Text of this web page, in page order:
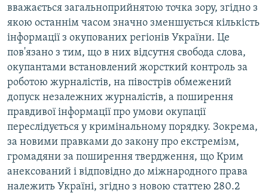
вважається загальноприйнятою точка зору, згідно з
якою останнім часом значно зменшується кількість
інформації з окупованих регіонів України. Це
пов'язано з тим, що в них відсутня свобода слова,
окупантами встановлений жорсткий контроль за
роботою журналістів, на півострів обмежений
допуск незалежних журналістів, а поширення
правдивої інформації про умови окупації
переслідується у кримінальному порядку. Зокрема,
за новими правками до закону про екстремізм,
громадяни за поширення твердження, що Крим
анексований і відповідно до міжнародного права
належить Україні, згідно з новою статтею 280.2